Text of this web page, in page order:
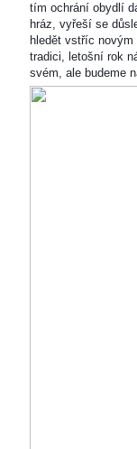
tím ochrání obydlí
hráz, vyřeší se
hledět vstříc
tradici, letošní rok
svém, ale budeme